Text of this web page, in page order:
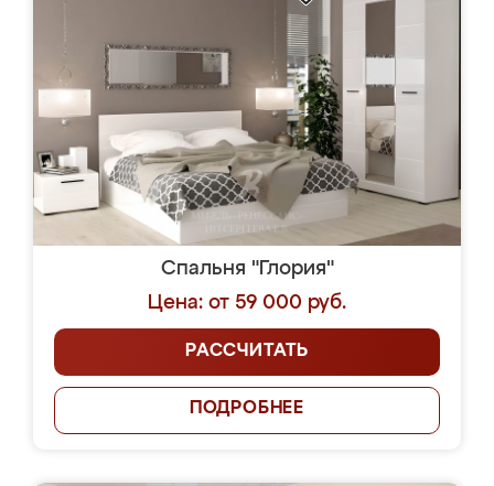
Спальня "Глория"
Цена: от 59 000 руб.
РАССЧИТАТЬ
ПОДРОБНЕЕ